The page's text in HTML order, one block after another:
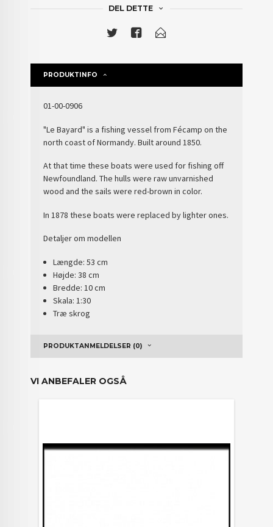
DEL DETTE
PRODUKTINFO
01-00-0906
"Le Bayard" is a fishing vessel from Fécamp on the
north coast of Normandy. Built around 1850.
At that time these boats were used for fishing off
Newfoundland. The hulls were raw unvarnished
wood and the sails were red-brown in color.
In 1878 these boats were replaced by lighter ones.
Detaljer om modellen
Længde: 53 cm
Højde: 38 cm
Bredde: 10 cm
Skala: 1:30
Træ skrog
PRODUKTANMELDELSER (0)
VI ANBEFALER OGSÅ